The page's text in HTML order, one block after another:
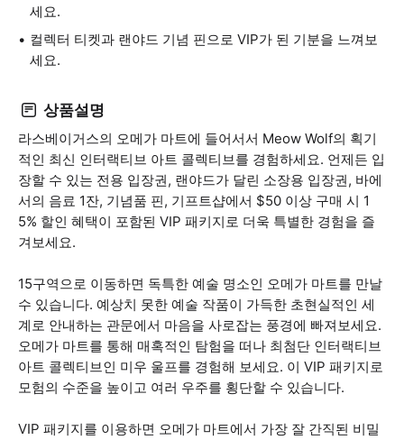
세요.
컬렉터 티켓과 랜야드 기념 핀으로 VIP가 된 기분을 느껴보
세요.
상품설명
라스베이거스의 오메가 마트에 들어서서 Meow Wolf의 획기
적인 최신 인터랙티브 아트 콜렉티브를 경험하세요. 언제든 입
장할 수 있는 전용 입장권, 랜야드가 달린 소장용 입장권, 바에
서의 음료 1잔, 기념품 핀, 기프트샵에서 $50 이상 구매 시 1
5% 할인 혜택이 포함된 VIP 패키지로 더욱 특별한 경험을 즐
겨보세요.
15구역으로 이동하면 독특한 예술 명소인 오메가 마트를 만날
수 있습니다. 예상치 못한 예술 작품이 가득한 초현실적인 세
계로 안내하는 관문에서 마음을 사로잡는 풍경에 빠져보세요.
오메가 마트를 통해 매혹적인 탐험을 떠나 최첨단 인터랙티브
아트 콜렉티브인 미우 울프를 경험해 보세요. 이 VIP 패키지로
모험의 수준을 높이고 여러 우주를 횡단할 수 있습니다.
VIP 패키지를 이용하면 오메가 마트에서 가장 잘 간직된 비밀